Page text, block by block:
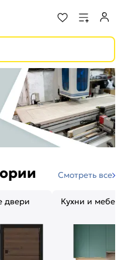
Смотреть все
двери Кухни и